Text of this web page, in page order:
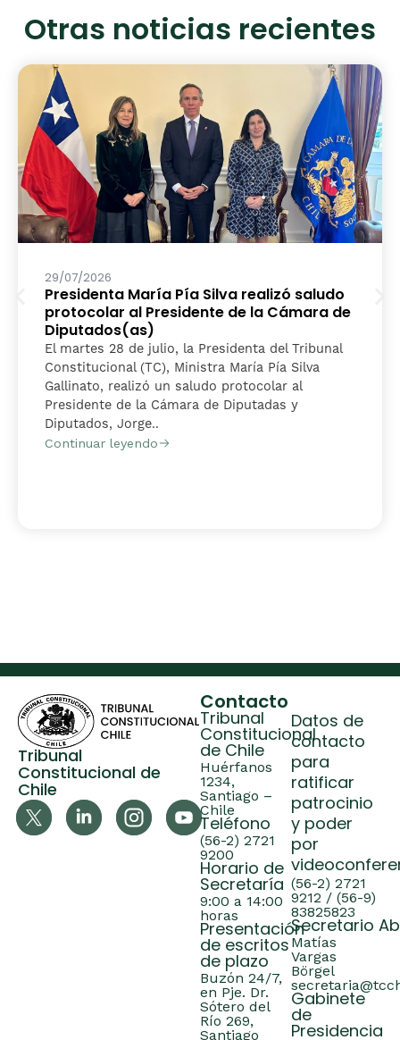
Otras noticias recientes
29/07/2026
Presidenta María Pía Silva realizó saludo
protocolar al Presidente de la Cámara de
Diputados(as)
El martes 28 de julio, la Presidenta del Tribunal
Constitucional (TC), Ministra María Pía Silva
Gallinato, realizó un saludo protocolar al
Presidente de la Cámara de Diputadas y
Diputados, Jorge..
Continuar leyendo
Tribunal
Constitucional de
Chile
Contacto
Tribunal
Constitucional
de Chile
Huérfanos
1234,
Santiago –
Chile
Teléfono
(56-2) 2721
9200
Horario de
Secretaría
9:00 a 14:00
horas
Presentación
de escritos
de plazo
Buzón 24/7,
en Pje. Dr.
Sótero del
Río 269,
Santiago
Datos de
contacto
para
ratificar
patrocinio
y poder
por
(56-2) 2721
9212 / (56-9)
83825823
Secretario
Matías
Vargas
Börgel
Gabinete
de
Presidencia